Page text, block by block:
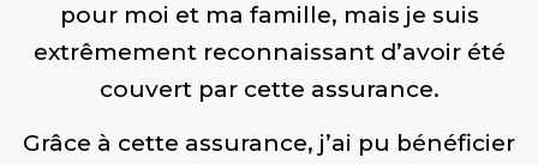
pour moi et ma famille, mais je suis
extrêmement reconnaissant d’avoir été
couvert par cette assurance.
Grâce à cette assurance, j’ai pu bénéficier